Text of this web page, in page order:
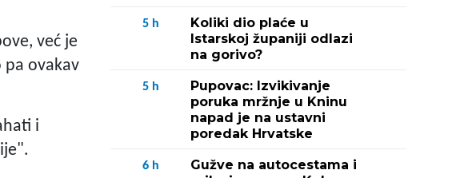
već je
pa ovakav
i
5 h
Koliki dio plaće u
Istarskoj županiji odlazi
na gorivo?
5 h
Pupovac: Izvikivanje
poruka mržnje u Kninu
napad je na ustavni
poredak Hrvatske
6 h
Gužve na autocestama i